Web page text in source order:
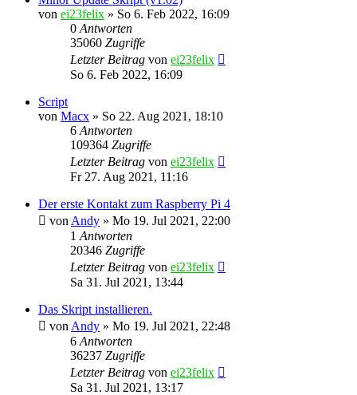
von ei23felix » So 6. Feb 2022, 16:09
0 Antworten
35060 Zugriffe
Letzter Beitrag von ei23felix
So 6. Feb 2022, 16:09
Script
von Macx » So 22. Aug 2021, 18:10
6 Antworten
109364 Zugriffe
Letzter Beitrag von ei23felix
Fr 27. Aug 2021, 11:16
Der erste Kontakt zum Raspberry Pi 4
von Andy » Mo 19. Jul 2021, 22:00
1 Antworten
20346 Zugriffe
Letzter Beitrag von ei23felix
Sa 31. Jul 2021, 13:44
Das Skript installieren.
von Andy » Mo 19. Jul 2021, 22:48
6 Antworten
36237 Zugriffe
Letzter Beitrag von ei23felix
Sa 31. Jul 2021, 13:17